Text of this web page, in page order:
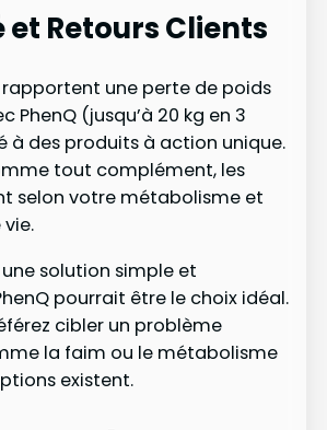
et Retours Clients
rapportent une perte de poids
PhenQ (jusqu’à 20 kg en 3
à des produits à action unique.
tout complément, les
selon votre métabolisme et
solution simple et
pourrait être le choix idéal.
cibler un problème
la faim ou le métabolisme
existent.